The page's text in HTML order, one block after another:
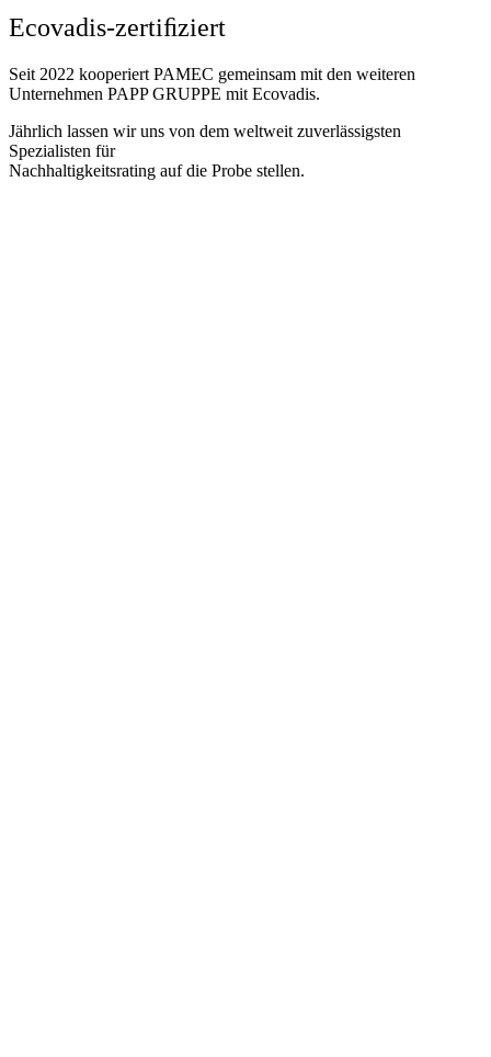
Ecovadis-zertiﬁziert
Seit 2022 kooperiert PAMEC gemeinsam mit den weiteren
Unternehmen PAPP GRUPPE mit Ecovadis.
Jährlich lassen wir uns von dem weltweit zuverlässigsten
Spezialisten für
Nachhaltigkeitsrating auf die Probe stellen.